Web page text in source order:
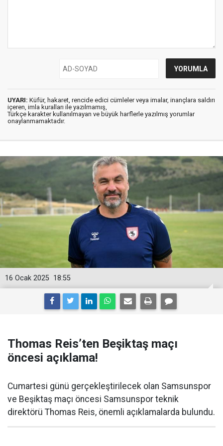
UYARI: Küfür, hakaret, rencide edici cümleler veya imalar, inançlara saldırı
içeren, imla kuralları ile yazılmamış,
Türkçe karakter kullanılmayan ve büyük harflerle yazılmış yorumlar
onaylanmamaktadır.
18:55
16 Ocak 2025
Thomas Reis’ten Beşiktaş maçı
öncesi açıklama!
Cumartesi günü gerçekleştirilecek olan Samsunspor
ve Beşiktaş maçı öncesi Samsunspor teknik
direktörü Thomas Reis, önemli açıklamalarda bulundu.